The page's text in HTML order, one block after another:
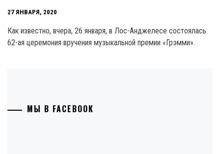
27 ЯНВАРЯ, 2020
Как известно, вчера, 26 января, в Лос-Анджелесе состоялась
62-ая церемония вручения музыкальной премии «Грэмми».
МЫ В FACEBOOK